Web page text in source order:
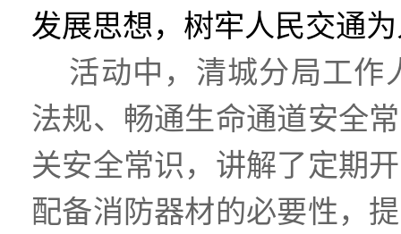
发展思想，树牢人民交通
活动中，清城分局工作
法规、畅通生命通道安全
关安全常识，讲解了定期
配备消防器材的必要性，